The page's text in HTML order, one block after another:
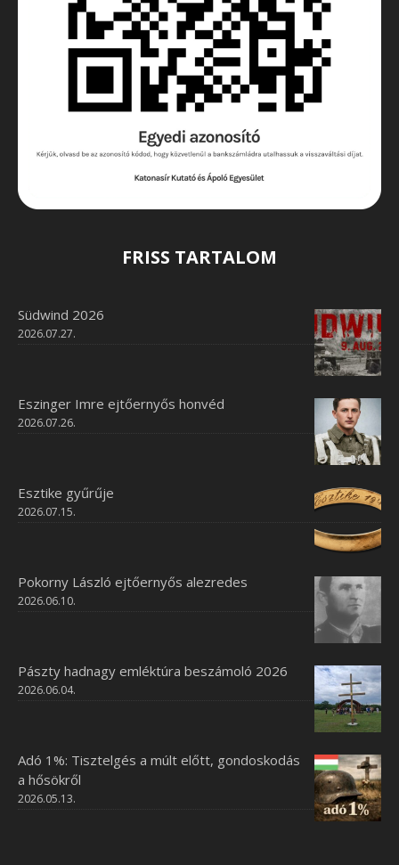
FRISS TARTALOM
Südwind 2026
2026.07.27.
Eszinger Imre ejtőernyős honvéd
2026.07.26.
Esztike gyűrűje
2026.07.15.
Pokorny László ejtőernyős alezredes
2026.06.10.
Pászty hadnagy emléktúra beszámoló 2026
2026.06.04.
Adó 1%: Tisztelgés a múlt előtt, gondoskodás
a hősökről
2026.05.13.